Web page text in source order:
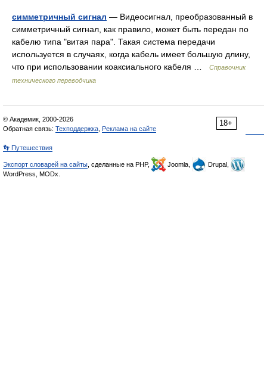
симметричный сигнал — Видеосигнал, преобразованный в
симметричный сигнал, как правило, может быть передан по
кабелю типа "витая пара". Такая система передачи
используется в случаях, когда кабель имеет большую длину,
что при использовании коаксиального кабеля …
Справочник
технического переводчика
18+
© Академик, 2000-2026
Обратная связь: Техподдержка Реклама на сайте
👣 Путешествия
Экспорт словарей на сайты , сделанные на PHP, Joomla,
Drupal,
WordPress, MODx.